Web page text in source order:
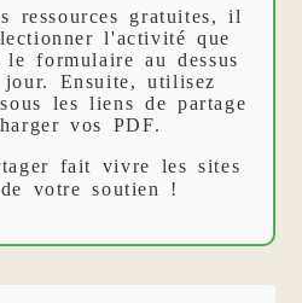
ressources gratuites, il
l'activité que
le formulaire au dessus
Ensuite, utilisez
les liens de partage
vos PDF.
fait vivre les sites
votre soutien !